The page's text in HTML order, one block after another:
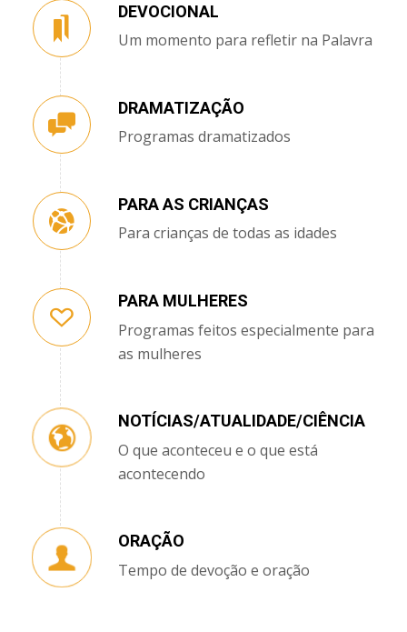
DEVOCIONAL
Um momento para refletir na Palavra
DRAMATIZAÇÃO
Programas dramatizados
PARA AS CRIANÇAS
Para crianças de todas as idades
PARA MULHERES
Programas feitos especialmente para
as mulheres
NOTÍCIAS/ATUALIDADE/CIÊNCIA
O que aconteceu e o que está
acontecendo
ORAÇÃO
Tempo de devoção e oração